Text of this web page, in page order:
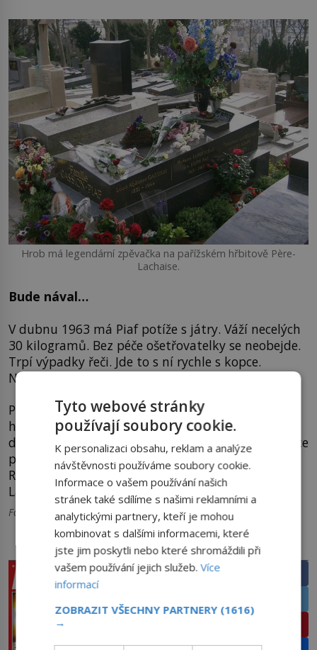
Hrob má legendární zpěvačka na pařížském hřbitově Père-
Lachaise.
Bude nával…
V dubnu 1963 má Piaf potíže s játry. Váží necelých
30 kilogramů. Bez péče ošetřovatelky se neobejde.
Trpí výpadky řeči. Jde to s ní rychle s kopce.
Nakonec umírá na vnitřní krvácení.
Přivolaný lékař jako čas úmrtí stanovuje sedmou
hodinu ranní 11. října 1963. „Až mě budou dávat
do země, bude u toho nával,“ prohlásila Piaf krátce
před smrtí. Její slova se, tak jako obvykle, naplní.
Rakev k pohřbu na pařížském hřibově Père-
Lachaise vyprovází až 100 000 lidí.
Foto: wikipedia.org
PRÁVĚ V PRODEJI SDÍLEJTE ČLÁNEK
Facebook
Tyto webové stránky
používají soubory cookie.
K personalizaci obsahu, reklam a analýze
návštěvnosti používáme soubory cookie.
Informace o vašem používání našich
stránek také sdílíme s našimi reklamními a
analytickými partnery, kteří je mohou
kombinovat s dalšími informacemi, které
jste jim poskytli nebo které shromáždili při
vašem používání jejich služeb.Více
informací
ZOBRAZIT VŠECHNY PARTNERY (1616)
→